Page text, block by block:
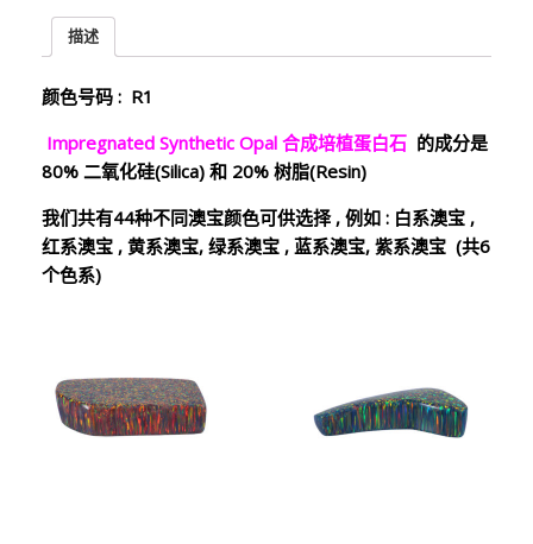
描述
颜色号码 : R1
Impregnated Synthetic Opal 合成培植蛋白石 的成分是
80% 二氧化硅(Silica) 和 20% 树脂(Resin)
我们共有44种不同澳宝颜色可供选择, 例如 : 白系澳宝 ,
红系澳宝 , 黄系澳宝, 绿系澳宝 , 蓝系澳宝, 紫系澳宝 (共6
个色系)